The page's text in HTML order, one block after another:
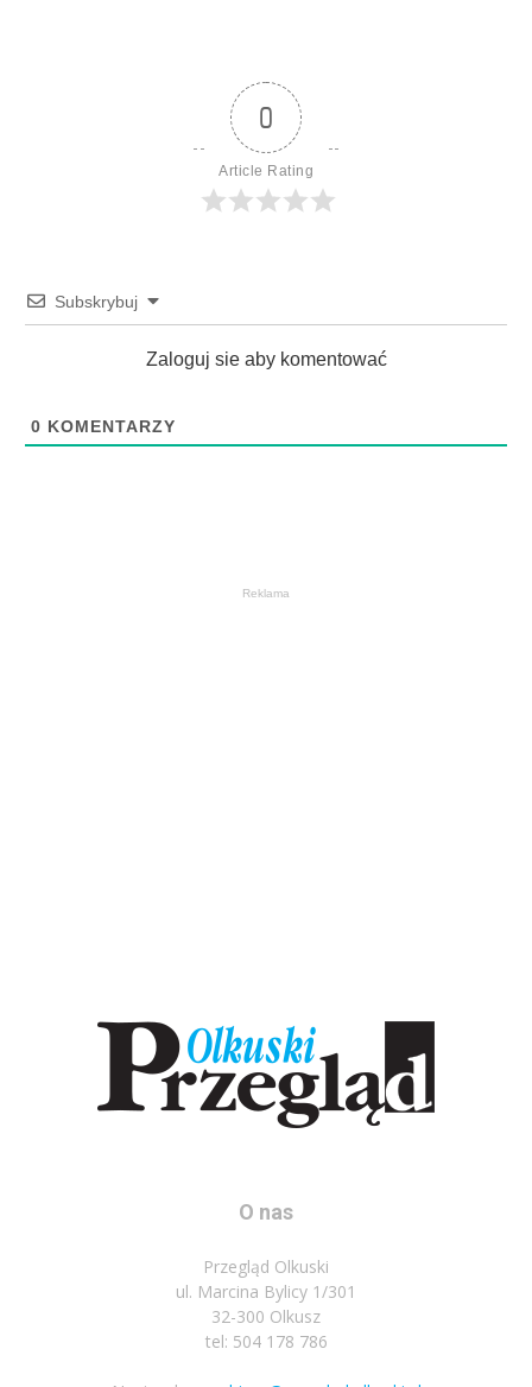
0
Article Rating
Subskrybuj
Zaloguj sie aby komentować
0 KOMENTARZY
Reklama
O nas
Przegląd Olkuski
ul. Marcina Bylicy 1/301
32-300 Olkusz
tel: 504 178 786